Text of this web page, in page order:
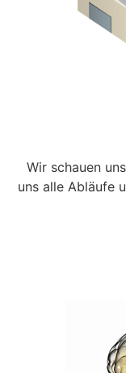
Wir schauen
uns alle Abläufe